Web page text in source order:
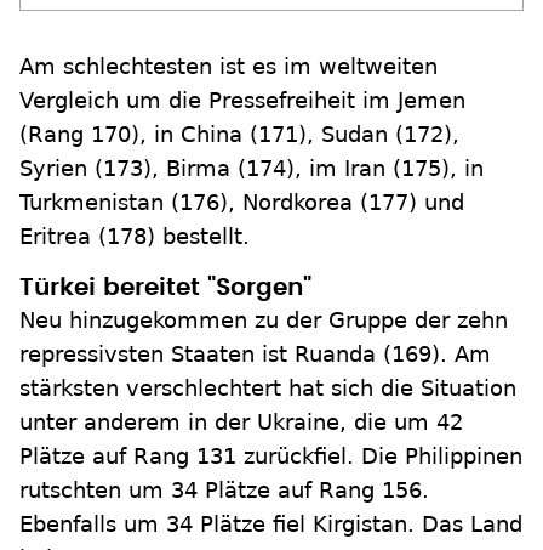
Am schlechtesten ist es im weltweiten
Vergleich um die Pressefreiheit im Jemen
(Rang 170), in China (171), Sudan (172),
Syrien (173), Birma (174), im Iran (175), in
Turkmenistan (176), Nordkorea (177) und
Eritrea (178) bestellt.
Türkei bereitet "Sorgen"
Neu hinzugekommen zu der Gruppe der zehn
repressivsten Staaten ist Ruanda (169). Am
stärksten verschlechtert hat sich die Situation
unter anderem in der Ukraine, die um 42
Plätze auf Rang 131 zurückfiel. Die Philippinen
rutschten um 34 Plätze auf Rang 156.
Ebenfalls um 34 Plätze fiel Kirgistan. Das Land